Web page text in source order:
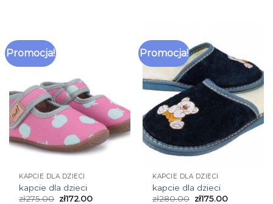
Promocja!
KAPCIE DLA DZIECI
kapcie dla dzieci
zł275.00 zł172.00
Promocja!
KAPCIE DLA DZIECI
kapcie dla dzieci
zł280.00 zł175.00